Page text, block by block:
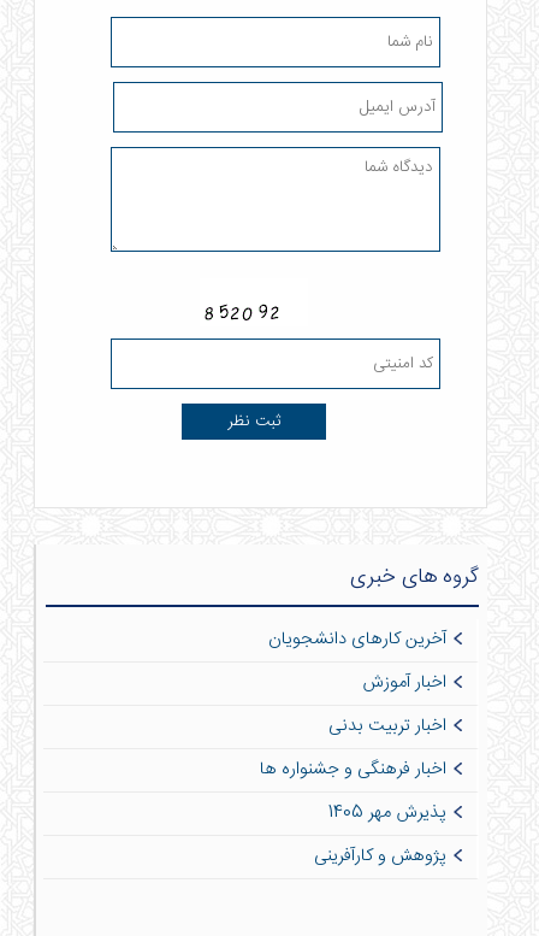
گروه های خبری
آخرین کارهای دانشجویان
اخبار آموزش
اخبار تربیت بدنی
اخبار فرهنگی و جشنواره ها
پذیرش مهر 1405
پژوهش و کارآفرینی